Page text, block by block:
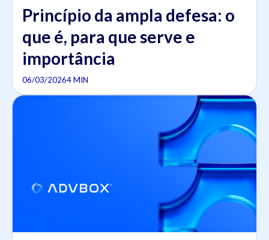
Princípio da ampla defesa: o
que é, para que serve e
importância
06/03/20264 MIN